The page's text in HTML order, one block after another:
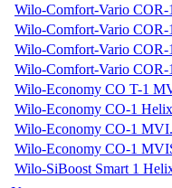
Wilo-Comfort-Vario
Wilo-Comfort-Vario
Wilo-Comfort-Vario
Wilo-Comfort-Vario
Wilo-Economy CO T-1
Wilo-Economy CO-1
Wilo-Economy CO-1
Wilo-Economy CO-1
Wilo-SiBoost Smart 1